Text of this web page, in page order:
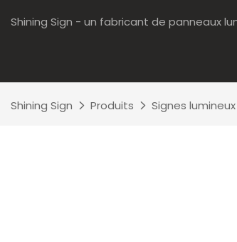
Shining Sign - un fabricant de panneaux
Shining Sign Produits Signes